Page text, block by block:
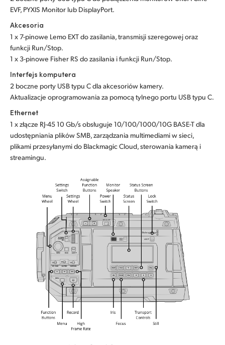
EVF, PYXIS Monitor lub DisplayPort.
Akcesoria
1 x 7-pinowe Lemo EXT do zasilania, transmisji szeregowej oraz
funkcji Run/Stop.
1 x 3-pinowe Fisher RS do zasilania i funkcji Run/Stop.
Interfejs komputera
2 boczne porty USB typu C dla akcesoriów kamery.
Aktualizacje oprogramowania za pomocą tylnego portu USB typu C.
Ethernet
1 x złącze RJ-45 10 Gb/s obsługuje 10/100/1000/10G BASE-T dla
udostępniania plików SMB, zarządzania multimediami w sieci,
plikami przesyłanymi do Blackmagic Cloud, sterowania kamerą i
streamingu.